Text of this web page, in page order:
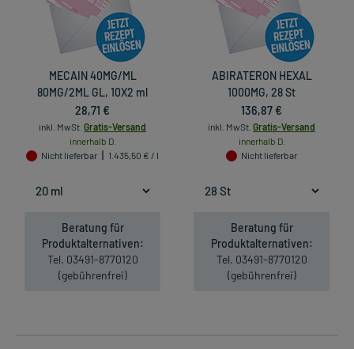
MECAIN 40MG/ML
80MG/2ML GL, 10X2 ml
28,71 €
inkl. MwSt. Gratis-Versand
innerhalb D.
Nicht lieferbar
1.435,50 € / l
Beratung für
Produktalternativen:
Tel. 03491-8770120
(gebührenfrei)
ABIRATERON HEXAL
1000MG, 28 St
136,87 €
inkl. MwSt. Gratis-Versand
innerhalb D.
Nicht lieferbar
Beratung für
Produktalternativen:
Tel. 03491-8770120
(gebührenfrei)